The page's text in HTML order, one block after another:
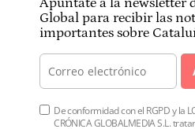
Apúntate a la newsletter
Global para recibir las
importantes sobre
De conformidad con el RGPD y la
CRÓNICA GLOBALMEDIA S.L.